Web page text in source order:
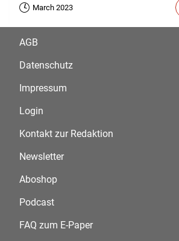
March 2023
AGB
Datenschutz
Impressum
Login
Kontakt zur Redaktion
Newsletter
Aboshop
Podcast
FAQ zum E-Paper